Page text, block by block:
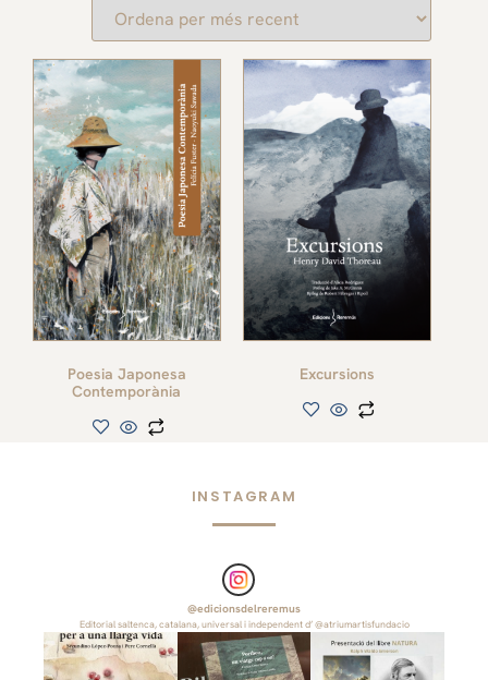
Poesia Japonesa
Contemporània
Excursions
INSTAGRAM
@edicionsdelreremus
Editorial saltenca, catalana, universal i independent d’ @atriumartisfundacio